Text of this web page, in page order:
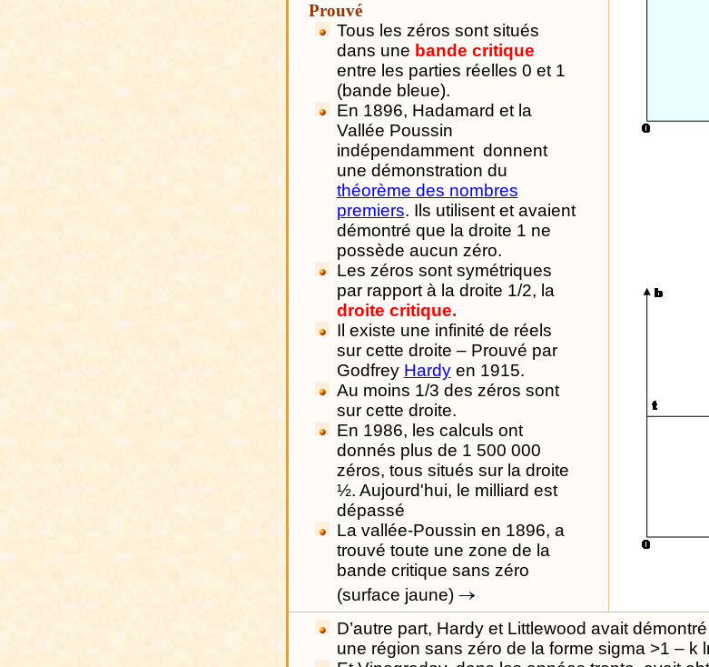
Prouvé
Tous les zéros sont situés
dans une bande critique
entre les parties réelles 0 et 1
(bande bleue).
En 1896, Hadamard et la
Vallée Poussin
indépendamment donnent
une démonstration du
théorème des nombres
premiers. Ils utilisent et avaient
démontré que la droite 1 ne
possède aucun zéro.
Les zéros sont symétriques
par rapport à la droite 1/2, la
droite critique.
Il existe une infinité de réels
sur cette droite – Prouvé par
Godfrey Hardyen 1915.
Au moins 1/3 des zéros sont
sur cette droite.
En 1986, les calculs ont
donnés plus de 1 500 000
zéros, tous situés sur la droite
½. Aujourd'hui, le milliard est
dépassé
La vallée-Poussin en 1896, a
trouvé toute une zone de la
bande critique sans zéro
(surface jaune)
D’autre part, Hardy et Littlewood avait
une région sans zéro de la forme sigma >1 – k